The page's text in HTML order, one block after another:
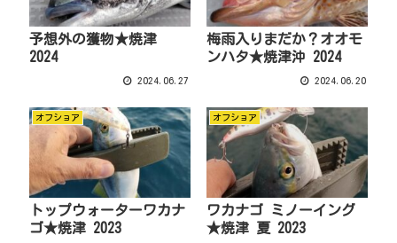
予想外の獲物★焼津
2024
2024.06.27
梅雨入りまだか？オオモ
ンハタ★焼津沖 2024
2024.06.20
オフショア
トップウォーターワカナ
ゴ★焼津 2023
オフショア
ワカナゴ ミノーイング
★焼津 夏 2023